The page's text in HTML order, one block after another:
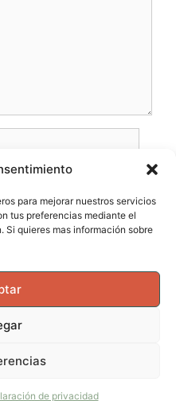
para mejorar nuestros servicios
tus preferencias mediante el
Si quieres mas información sobre
de privacidad
vida y curiosidad, un
con GeneratePress